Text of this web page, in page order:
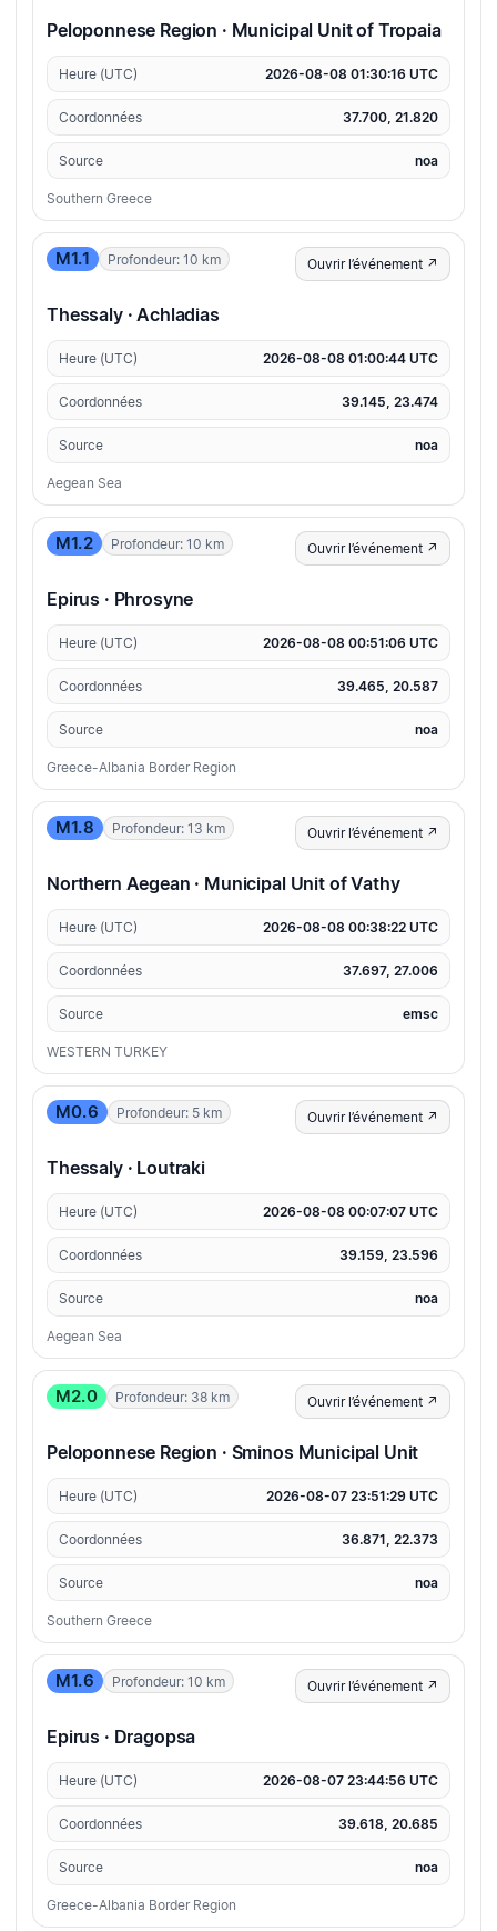
Peloponnese Region · Municipal Unit of Tropaia
Heure (UTC) 2026-08-08 01:30:16 UTC
Coordonnées 37.700, 21.820
Source noa
Southern Greece
M1.1 Profondeur: 10 km Ouvrir l’événement ↗
Thessaly · Achladias
Heure (UTC) 2026-08-08 01:00:44 UTC
Coordonnées 39.145, 23.474
Source noa
Aegean Sea
M1.2 Profondeur: 10 km Ouvrir l’événement ↗
Epirus · Phrosyne
Heure (UTC) 2026-08-08 00:51:06 UTC
Coordonnées 39.465, 20.587
Source noa
Greece-Albania Border Region
M1.8 Profondeur: 13 km Ouvrir l’événement ↗
Northern Aegean · Municipal Unit of Vathy
Heure (UTC) 2026-08-08 00:38:22 UTC
Coordonnées 37.697, 27.006
Source emsc
WESTERN TURKEY
M0.6 Profondeur: 5 km Ouvrir l’événement ↗
Thessaly · Loutraki
Heure (UTC) 2026-08-08 00:07:07 UTC
Coordonnées 39.159, 23.596
Source noa
Aegean Sea
M2.0 Profondeur: 38 km Ouvrir l’événement ↗
Peloponnese Region · Sminos Municipal Unit
Heure (UTC) 2026-08-07 23:51:29 UTC
Coordonnées 36.871, 22.373
Source noa
Southern Greece
M1.6 Profondeur: 10 km Ouvrir l’événement ↗
Epirus · Dragopsa
Heure (UTC) 2026-08-07 23:44:56 UTC
Coordonnées 39.618, 20.685
Source noa
Greece-Albania Border Region